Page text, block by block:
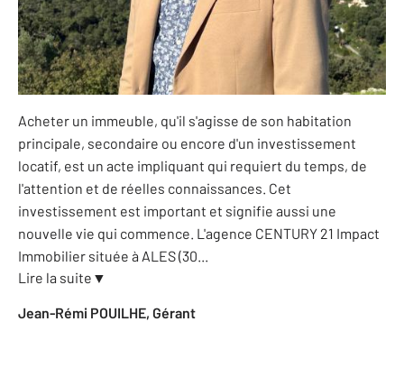
Acheter un immeuble, qu'il s'agisse de son habitation
principale, secondaire ou encore d'un investissement
locatif, est un acte impliquant qui requiert du temps, de
l'attention et de réelles connaissances. Cet
investissement est important et signifie aussi une
nouvelle vie qui commence. L'agence CENTURY 21 Impact
Immobilier située à ALES (30...
Lire la suite ▼
Jean-Rémi POUILHE, Gérant